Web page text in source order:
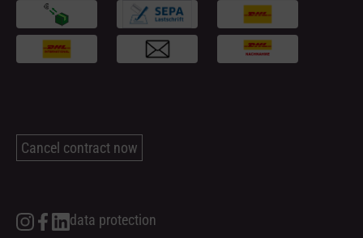
Cancel contract now
data protection